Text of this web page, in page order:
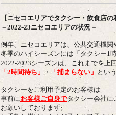
【ニセコエリアでタクシー・飲食店
－2022-23ニセコエリアの状況－
例年、ニ セコエリアは、公共交通機
冬季のハイシーズンには「タクシー1
2022-2023シーズンは、これまでを上
「2時間待ち」 ・ 「捕まらない」 とい
タクシーをご利用予定のお客様は
事前に お客様ご自身でタクシー会社に
お願いしております。